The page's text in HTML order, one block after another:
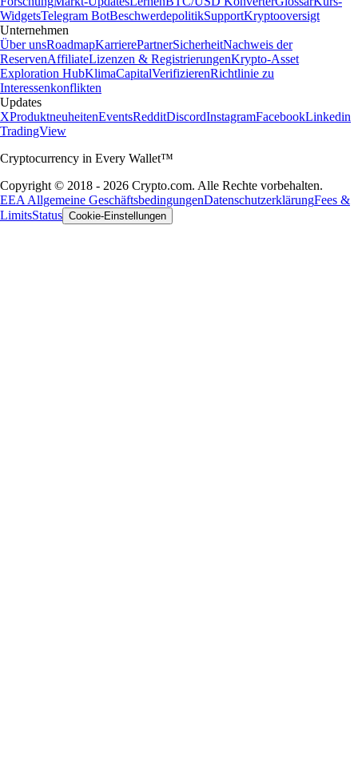
WidgetsTelegram BotBeschwerdepolitikSupportKryptooversigt
Unternehmen
Über unsRoadmapKarrierePartnerSicherheitNachweis der
ReservenAffiliateLizenzen & RegistrierungenKrypto-Asset
Exploration HubKlimaCapitalVerifizierenRichtlinie zu
Interessenkonflikten
Updates
XProduktneuheitenEventsRedditDiscordInstagramFacebookLinkedin
TradingView
Cryptocurrency in Every Wallet™
Copyright © 2018 - 2026 Crypto.com. Alle Rechte vorbehalten.
EEA Allgemeine GeschäftsbedingungenDatenschutzerklärungFees &
LimitsStatus Cookie-Einstellungen